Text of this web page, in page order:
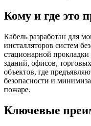
Кому и где это
Кабель разработан для
инсталляторов систем
стационарной
зданий, офисов,
объектов, где
безопасности и
пожаре.
Ключевые